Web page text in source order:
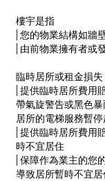
樓宇是指
| 您的物業結構如牆
| 由前物業擁有者或
臨時居所或租金損失
| 提供臨時居所費
帶氣旋警告或黑色
居所的電梯服務暫
| 提供臨時居所費
時不宜居住
| 保障作為業主的
導致居所暫時不宜居